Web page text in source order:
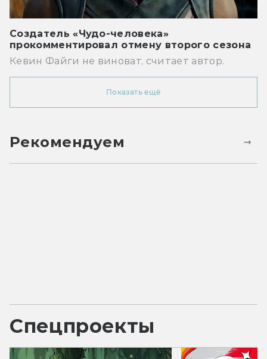
Создатель «Чудо-человека»
прокомментировал отмену второго сезона
Кевин Файги не виноват, считает автор.
Показать ещё
Рекомендуем
Спецпроекты